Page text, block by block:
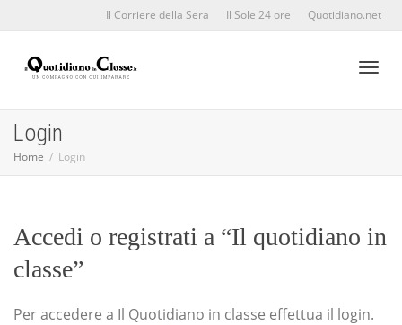
Il Corriere della Sera Il Sole 24 ore Quotidiano.net
Login
Home Login
Accedi o registrati a “Il quotidiano in
classe”
Per accedere a Il Quotidiano in classe effettua il login.